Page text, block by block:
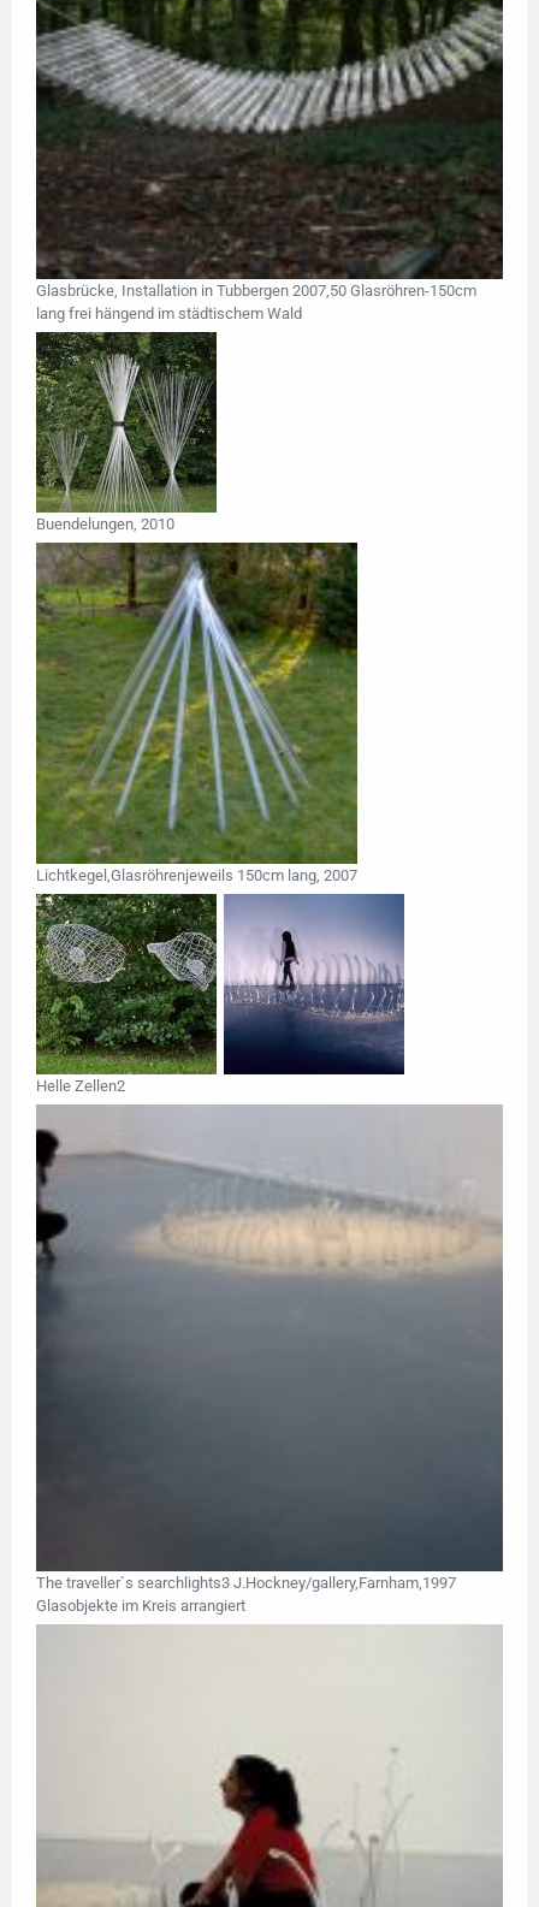
Glasbrücke, Installation in Tubbergen 2007,50 Glasröhren-150cm
lang frei hängend im städtischem Wald
Buendelungen, 2010
Lichtkegel,Glasröhrenjeweils 150cm lang, 2007
Helle Zellen2
The traveller`s searchlights3 J.Hockney/gallery,Farnham,1997
Glasobjekte im Kreis arrangiert